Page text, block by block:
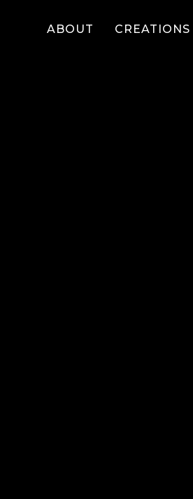
ABOUT CREATIONS